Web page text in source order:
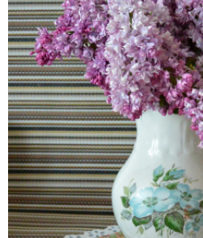
Главная
Подписчики
Все публикации
Фото
Сейчас обсуждают